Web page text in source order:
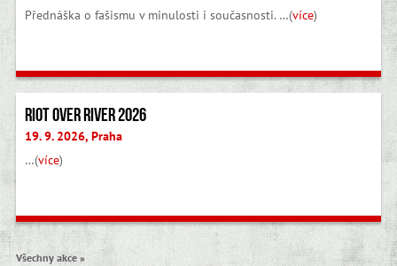
Přednáška o fašismu v minulosti i současnosti. …(více)
Riot Over River 2026
19. 9. 2026, Praha
…(více)
Všechny akce »